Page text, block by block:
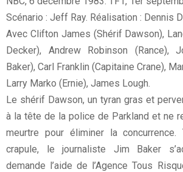
Scénario : Jeff Ray. Réalisation : Dennis
Avec Clifton James (Shérif Dawson),
Decker), Andrew Robinson (Rance),
Baker), Carl Franklin (Capitaine Crane),
Larry Marko (Ernie), James Lough.
Le shérif Dawson, un tyran gras et
à la tête de la police de Parkland et ne
meurtre pour éliminer la
crapule, le journaliste Jim Baker
demande l’aide de l’Agence Tous